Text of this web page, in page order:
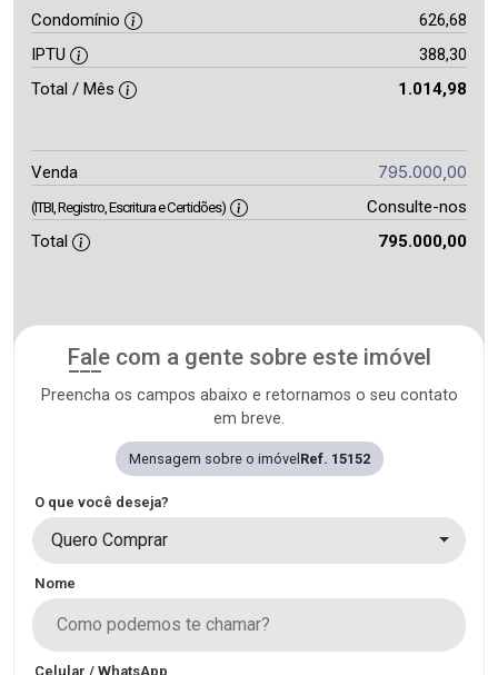
Condomínio
626,68
IPTU
388,30
Total / Mês
1.014,98
Venda 795.000,00
(ITBI, Registro, Escritura e Certidões)
Consulte-nos
Total
795.000,00
Fale com a gente sobre este imóvel
Preencha os campos abaixo e retornamos o seu contato
em breve.
Mensagem sobre o imóvel Ref. 15152
O que você deseja?
Quero Comprar
Nome
Celular / WhatsApp